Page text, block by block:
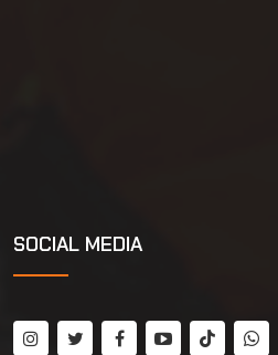
SOCIAL MEDIA